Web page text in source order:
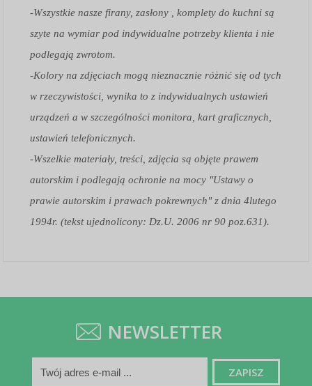
-Wszystkie nasze firany, zasłony , komplety do kuchni są
szyte na wymiar pod indywidualne potrzeby klienta i nie
podlegają zwrotom.
-Kolory na zdjęciach mogą nieznacznie różnić się od tych
w rzeczywistości, wynika to z indywidualnych ustawień
urządzeń a w szczególności monitora, kart graficznych,
ustawień telefonicznych.
-Wszelkie materiały, treści, zdjęcia są objęte prawem
autorskim i podlegają ochronie na mocy "Ustawy o
prawie autorskim i prawach pokrewnych" z dnia 4lutego
1994r. (tekst ujednolicony: Dz.U. 2006 nr 90 poz.631).
NEWSLETTER